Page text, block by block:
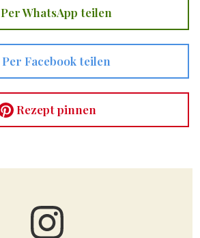
Per Whats­App tei­len
Per Face­book tei­len
Rezept pin­nen